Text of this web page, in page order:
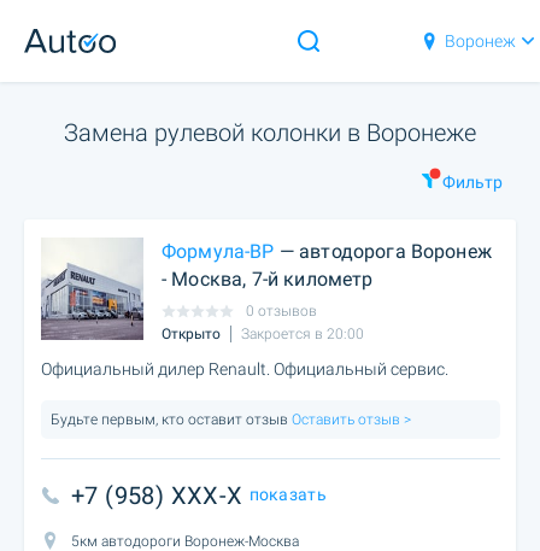
Воронеж
Замена рулевой колонки в Воронеже
Фильтр
Формула-ВР — автодорога Воронеж
- Москва, 7-й километр
0 отзывов
Открыто
Закроется в 20:00
Официальный дилер Renault. Официальный сервис.
Будьте первым, кто оставит отзыв Оставить отзыв >
+7 (958) XXX-X показать
5км автодороги Воронеж-Москва